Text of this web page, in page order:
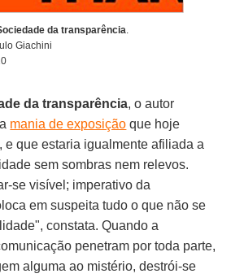
da transparência
Giachini
da transparência, o autor
mania de exposição que hoje
e que estaria igualmente afiliada a
sem sombras nem relevos.
se visível; imperativo da
em suspeita tudo o que não se
constata. Quando a
penetram por toda parte,
alguma ao mistério, destrói-se